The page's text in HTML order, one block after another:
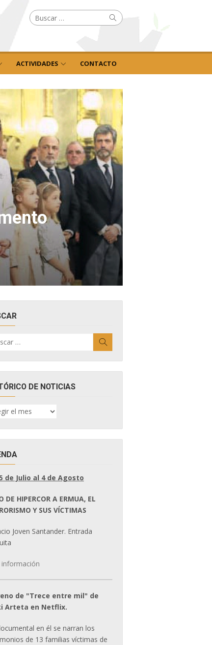
Buscar
por: Buscar
ACTIVIDADES CONTACTO
DE NOTICIAS
de Julio al 4 de Agosto
DE HIPERCOR A ERMUA, EL
Y SUS VÍCTIMAS
Joven Santander. Entrada
información
de "Trece entre mil" de
Arteta en Netflix.
en él se narran los
de 13 familias víctimas de